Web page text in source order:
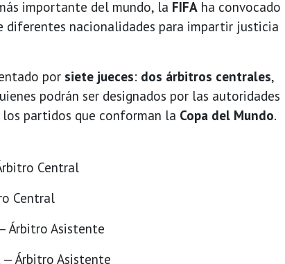
importante del mundo, la FIFA ha convocado
diferentes nacionalidades para impartir justicia
por siete jueces: dos árbitros centrales,
podrán ser designados por las autoridades
partidos que conforman la Copa del Mundo.
Central
Central
Árbitro Asistente
— Árbitro Asistente